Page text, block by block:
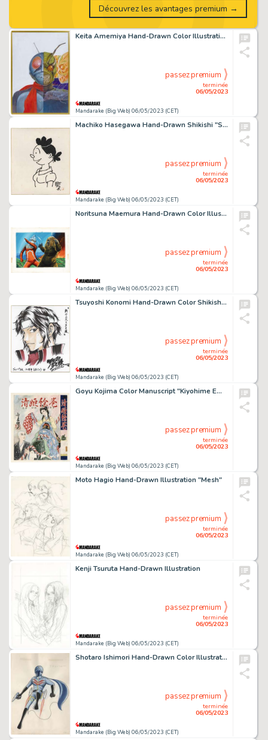
Keita Amemiya Hand-Drawn Color Illustration
Mandarake (Big Web) 06/05/2023 (CET)
terminée
06/05/2023
passez premium
Machiko Hasegawa Hand-Drawn Shikishi "Sazae-san"
Mandarake (Big Web) 06/05/2023 (CET)
terminée
06/05/2023
passez premium
Noritsuna Maemura Hand-Drawn Color Illustration "Ultra Seven Alien Goron"
Mandarake (Big Web) 06/05/2023 (CET)
terminée
06/05/2023
passez premium
Tsuyoshi Konomi Hand-Drawn Color Shikishi "The New Prince of Tennis"
Mandarake (Big Web) 06/05/2023 (CET)
terminée
06/05/2023
passez premium
Goyu Kojima Color Manuscript "Kiyohime Emaki"
Mandarake (Big Web) 06/05/2023 (CET)
terminée
06/05/2023
passez premium
Moto Hagio Hand-Drawn Illustration "Mesh"
Mandarake (Big Web) 06/05/2023 (CET)
terminée
06/05/2023
passez premium
Kenji Tsuruta Hand-Drawn Illustration
Mandarake (Big Web) 06/05/2023 (CET)
terminée
06/05/2023
passez premium
Shotaro Ishimori Hand-Drawn Color Illustration "Himitsu Sentai Goranger" Aoranger
Mandarake (Big Web) 06/05/2023 (CET)
terminée
06/05/2023
passez premium
Découvrez les avantages premium →